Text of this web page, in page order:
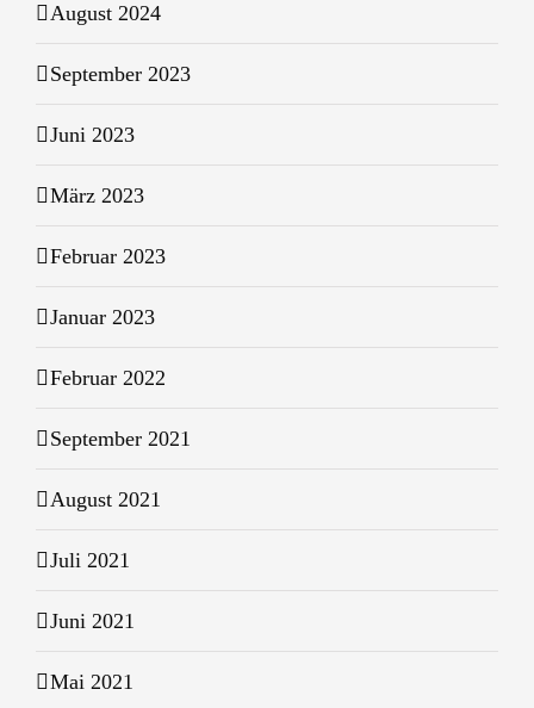
August 2024
September 2023
Juni 2023
März 2023
Februar 2023
Januar 2023
Februar 2022
September 2021
August 2021
Juli 2021
Juni 2021
Mai 2021